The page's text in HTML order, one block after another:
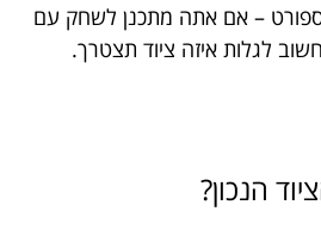
לספורט – אם אתה מתכנן לשחק עם
לגלות איזה ציוד תצטרך.
הנכון?